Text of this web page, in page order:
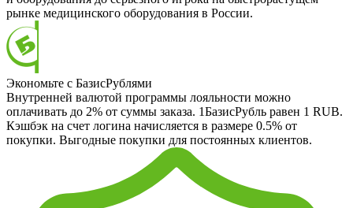
рынке медицинского оборудования в России.
Экономьте с БазисРублями
Внутренней валютой программы лояльности можно
оплачивать до 2% от суммы заказа. 1БазисРубль равен 1 RUB.
Кэшбэк на счет логина начисляется в размере 0.5% от
покупки. Выгодные покупки для постоянных клиентов.